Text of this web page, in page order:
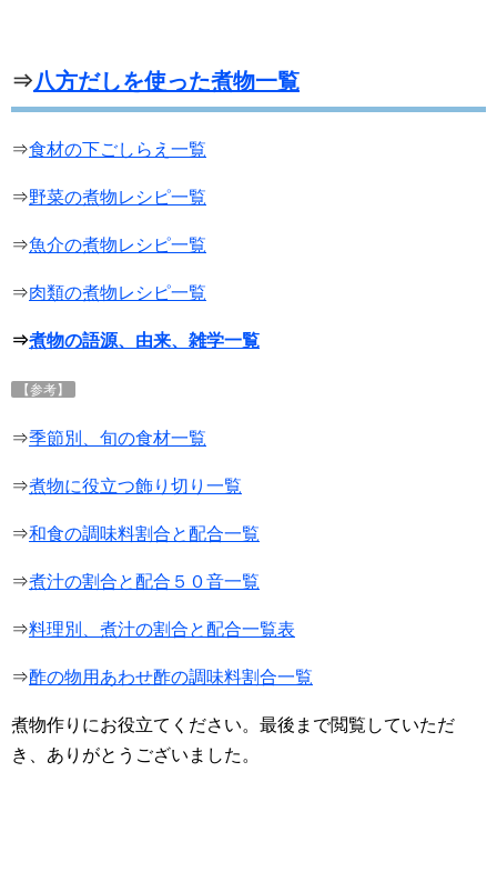
⇒八方だしを使った煮物一覧
⇒食材の下ごしらえ一覧
⇒野菜の煮物レシピ一覧
⇒魚介の煮物レシピ一覧
⇒肉類の煮物レシピ一覧
⇒煮物の語源、由来、雑学一覧
【参考】
⇒季節別、旬の食材一覧
⇒煮物に役立つ飾り切り一覧
⇒和食の調味料割合と配合一覧
⇒煮汁の割合と配合５０音一覧
⇒料理別、煮汁の割合と配合一覧表
⇒酢の物用あわせ酢の調味料割合一覧
煮物作りにお役立てください。最後まで閲覧していただ
き、ありがとうございました。